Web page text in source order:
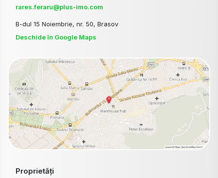
rares.feraru@plus-imo.com
B-dul 15 Noiembrie, nr. 50, Brasov
Deschide în Google Maps
Proprietăți